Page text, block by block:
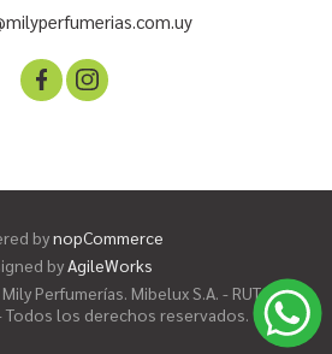
bynopCommerce
byAgileWorks
Perfumerías. Mibelux S.A. - RUT
Todos los derechos reservados.